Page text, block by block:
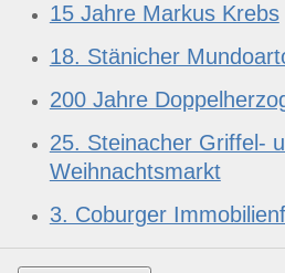
15 Jahre Markus Krebs
18. Stänicher
200 Jahre
25. Steinacher Griffel-
Weihnachtsmarkt
3. Coburger